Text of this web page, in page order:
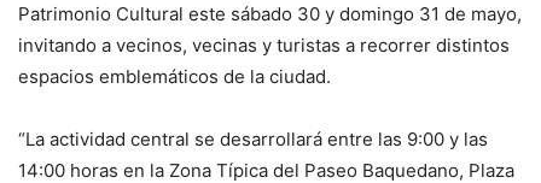
Patrimonio Cultural este sábado 30 y domingo 31 de mayo,
invitando a vecinos, vecinas y turistas a recorrer distintos
espacios emblemáticos de la ciudad.
“La actividad central se desarrollará entre las 9:00 y las
14:00 horas en la Zona Típica del Paseo Baquedano, Plaza